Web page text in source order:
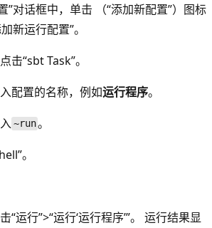
”对话框中，单击
（“添加新配置”）图标
新运行配置”。
击“sbt Task”。
配置的名称，例如运行程序。
~run。
。
运行”>“运行‘运行程序’”。
运行结果显